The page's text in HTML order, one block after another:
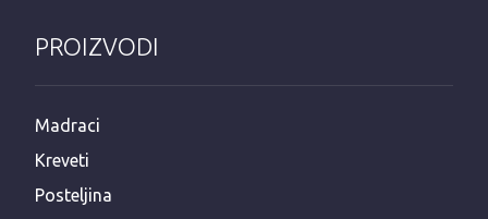
PROIZVODI
Madraci
Kreveti
Posteljina